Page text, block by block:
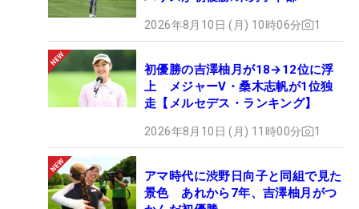
2026年8月10日 (月) 10時06分 1
初優勝の吉澤柚月が18→12位に浮
上 メジャーV・桑木志帆が1位独
走【メルセデス・ランキング】
2026年8月10日 (月) 11時00分 1
アマ時代に渋野日向子と同組で見た
景色 あれから7年、吉澤柚月がつ